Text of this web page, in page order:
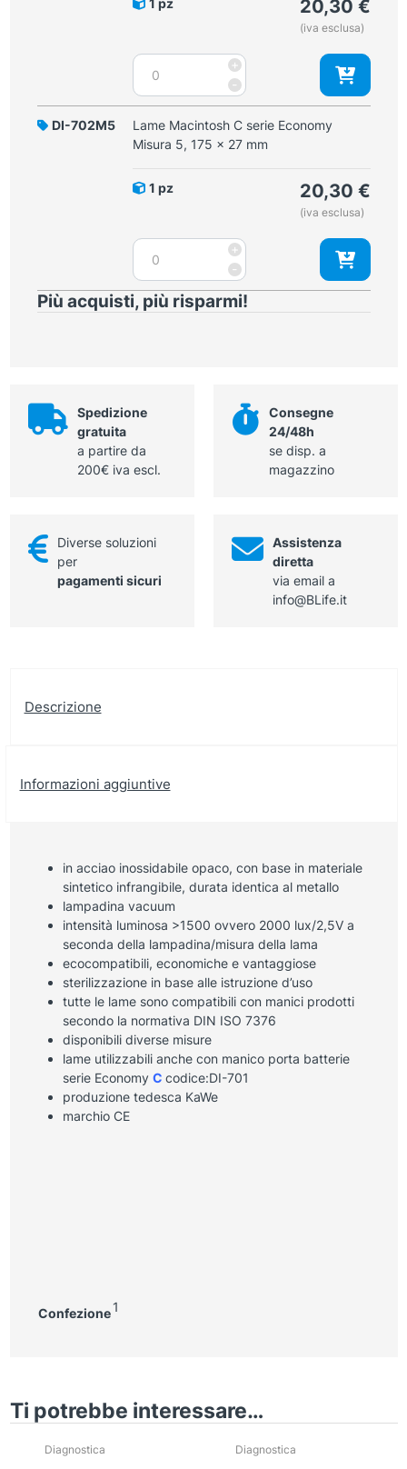
130
mm
quantità
20,30 €
(iva esclusa)
-
Lame
Macintosh
C
serie
Economy
155
mm
quantità
+
DI-702M5
Lame Macintosh C serie Economy
Misura 5, 175 x 27 mm
1 pz 20,30 €
(iva esclusa)
-
Lame
Macintosh
C
serie
27
quantità
+
Più acquisti, più risparmi!
Spedizione
gratuita
a partire da
200€ iva escl.
Consegne
24/48h
se disp. a
magazzino
Diverse soluzioni
per
pagamenti sicuri
Assistenza
diretta
via email a
info@BLife.it
Descrizione
Informazioni aggiuntive
in acciao inossidabile opaco, con base in materiale
sintetico infrangibile, durata identica al metallo
lampadina vacuum
intensità luminosa >1500 ovvero 2000 lux/2,5V a
seconda della lampadina/misura della lama
ecocompatibili, economiche e vantaggiose
sterilizzazione in base alle istruzione d’uso
tutte le lame sono compatibili con manici prodotti
secondo la normativa DIN ISO 7376
disponibili diverse misure
lame utilizzabili anche con manico porta batterie
serie Economy C codice:DI-701
produzione tedesca KaWe
marchio CE
Confezione 1
Ti potrebbe interessare…
Diagnostica Diagnostica